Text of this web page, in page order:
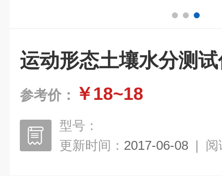
运动形态土壤水分测
参考价： ￥18~18
型号：
更新时间： 2017-06-08 | 阅